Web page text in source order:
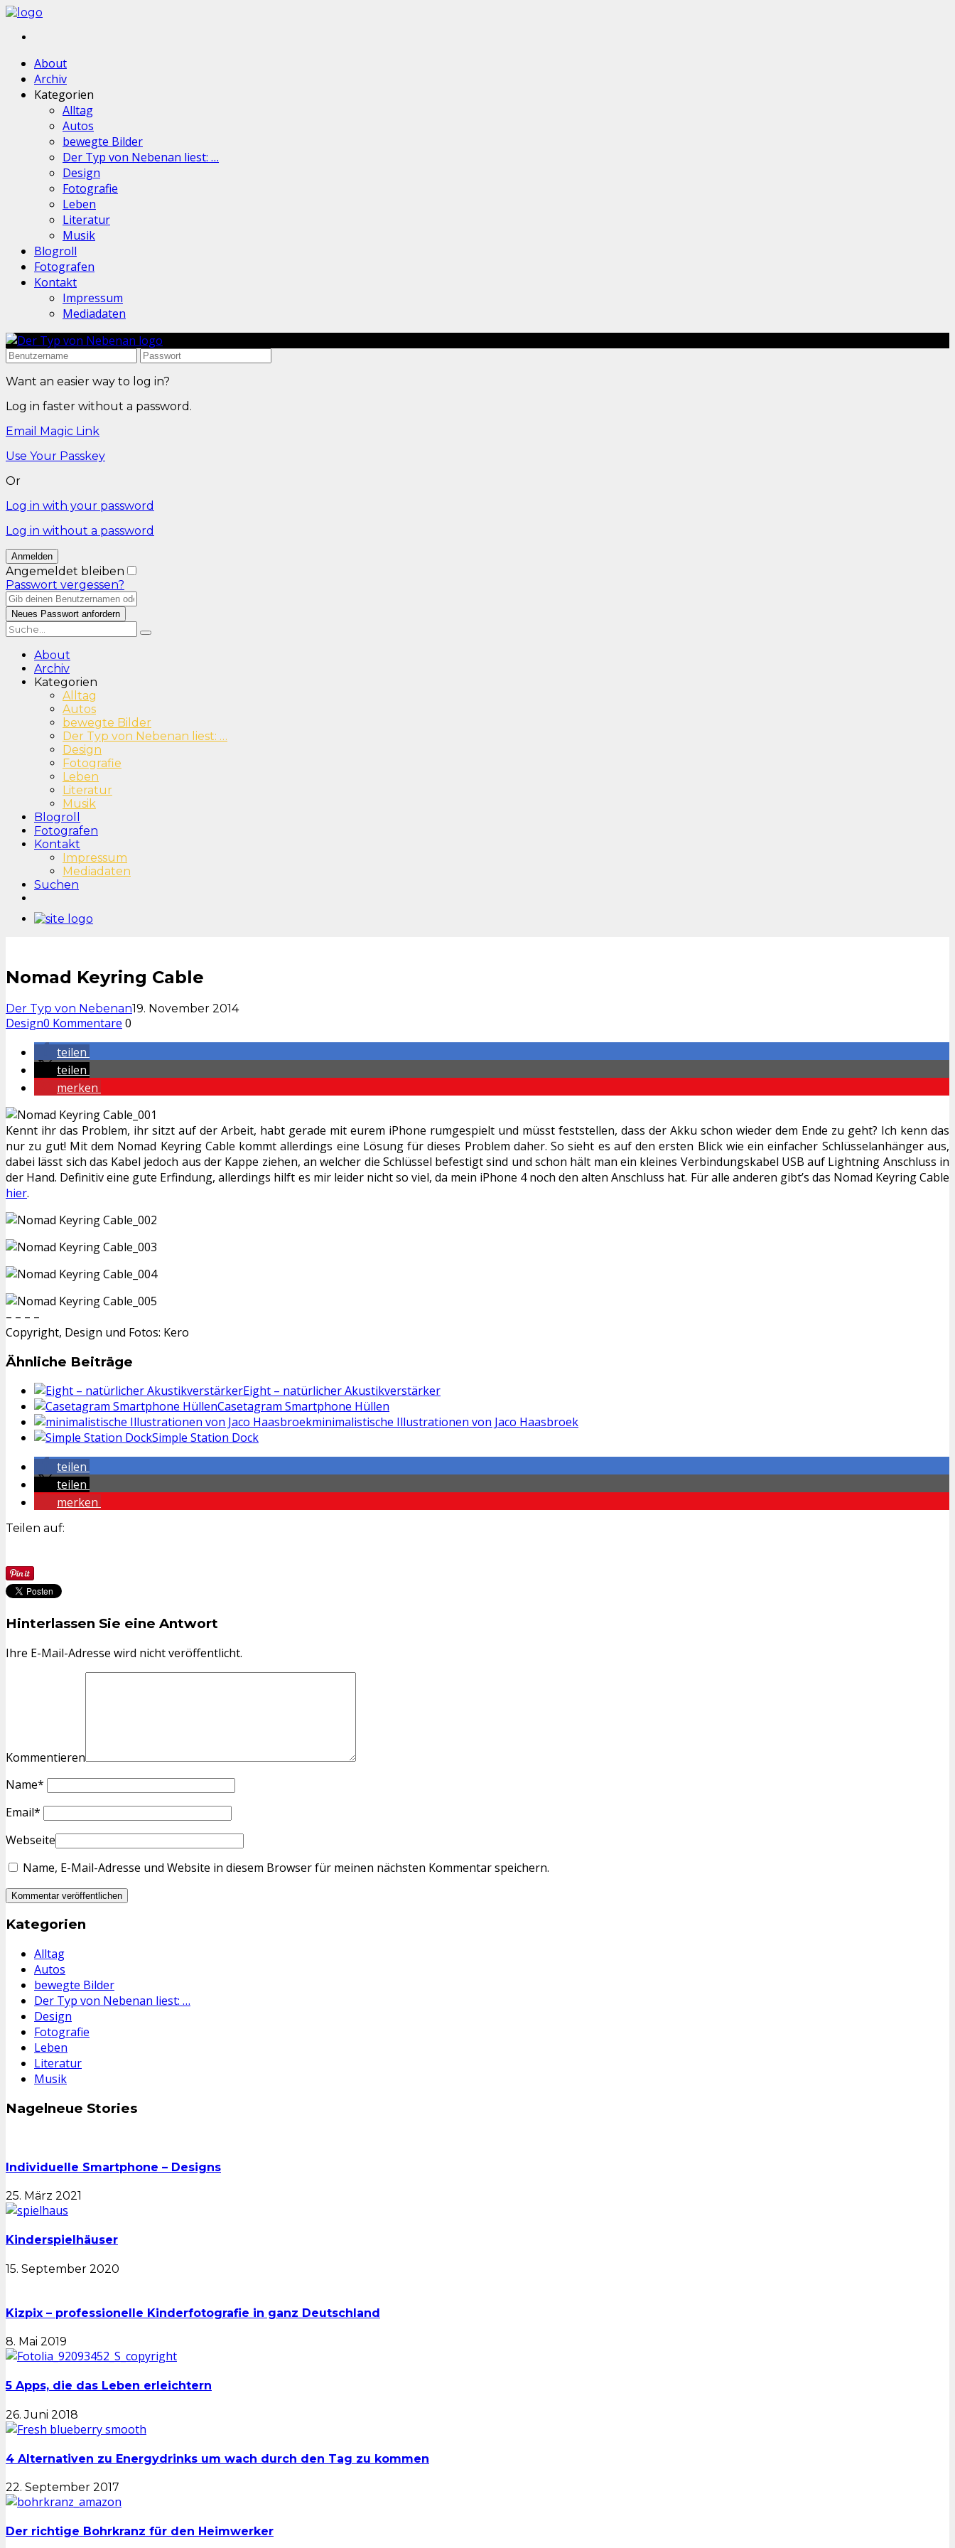
About
Archiv
Kategorien
Alltag
Autos
bewegte Bilder
Der Typ von Nebenan liest: …
Design
Fotografie
Leben
Literatur
Musik
Blogroll
Fotografen
Kontakt
Impressum
Mediadaten
Want an easier way to log in?
Log in faster without a password.
Email Magic Link
Use Your Passkey
Or
Log in with your password
Log in without a password
Angemeldet bleiben
Passwort vergessen?
About
Archiv
Kategorien
Alltag
Autos
bewegte Bilder
Der Typ von Nebenan liest: …
Design
Fotografie
Leben
Literatur
Musik
Blogroll
Fotografen
Kontakt
Impressum
Mediadaten
Suchen
Nomad Keyring Cable
Der Typ von Nebenan19. November 2014
Design0 Kommentare 0
teilen
teilen
merken
Kennt ihr das Problem, ihr sitzt auf der Arbeit, habt gerade mit eurem iPhone rumgespielt und müsst feststellen, dass der Akku schon wieder dem Ende zu geht? Ich kenn das
nur zu gut! Mit dem Nomad Keyring Cable kommt allerdings eine Lösung für dieses Problem daher. So sieht es auf den ersten Blick wie ein einfacher Schlüsselanhänger aus,
dabei lässt sich das Kabel jedoch aus der Kappe ziehen, an welcher die Schlüssel befestigt sind und schon hält man ein kleines Verbindungskabel USB auf Lightning Anschluss in
der Hand. Definitiv eine gute Erfindung, allerdings hilft es mir leider nicht so viel, da mein iPhone 4 noch den alten Anschluss hat. Für alle anderen gibt’s das Nomad Keyring Cable
hier.
– – – –
Copyright, Design und Fotos: Kero
Ähnliche Beiträge
Eight – natürlicher Akustikverstärker
Casetagram Smartphone Hüllen
minimalistische Illustrationen von Jaco Haasbroek
Simple Station Dock
teilen
teilen
merken
Teilen auf:
Hinterlassen Sie eine Antwort
Ihre E-Mail-Adresse wird nicht veröffentlicht.
Kommentieren
Name*
Email*
Webseite
Name, E-Mail-Adresse und Website in diesem Browser für meinen nächsten Kommentar speichern.
Kategorien
Alltag
Autos
bewegte Bilder
Der Typ von Nebenan liest: …
Design
Fotografie
Leben
Literatur
Musik
Nagelneue Stories
Individuelle Smartphone – Designs
25. März 2021
Kinderspielhäuser
15. September 2020
Kizpix – professionelle Kinderfotografie in ganz Deutschland
8. Mai 2019
5 Apps, die das Leben erleichtern
26. Juni 2018
4 Alternativen zu Energydrinks um wach durch den Tag zu kommen
22. September 2017
Der richtige Bohrkranz für den Heimwerker